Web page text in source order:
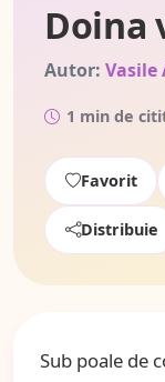
Doina
Autor: Vasile
1 min de
Favorit
Distribuie
Sub poale de